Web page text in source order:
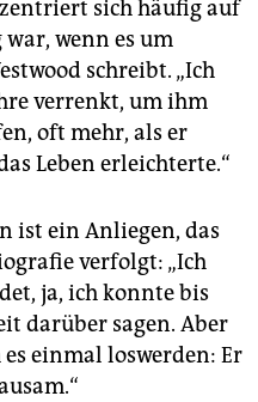
sich häufig auf
wenn es um
schreibt. „Ich
verrenkt, um ihm
oft mehr, als er
Leben erleichterte.“
ist ein Anliegen, das
verfolgt: „Ich
ja, ich konnte bis
darüber sagen. Aber
einmal loswerden: Er